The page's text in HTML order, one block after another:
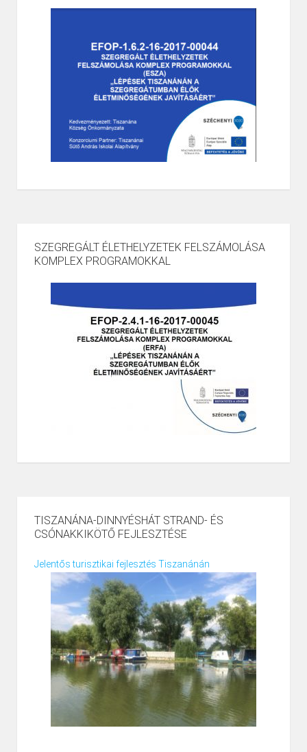
SZEGREGÁLT ÉLETHELYZETEK FELSZÁMOLÁSA
KOMPLEX PROGRAMOKKAL
TISZANÁNA-DINNYÉSHÁT STRAND- ÉS
CSÓNAKKIKÖTŐ FEJLESZTÉSE
Jelentős turisztikai fejlesztés Tiszanánán